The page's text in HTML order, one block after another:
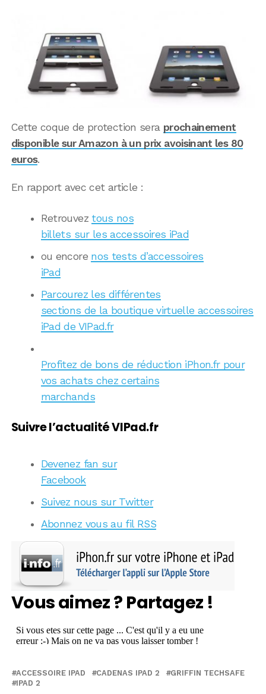
Cette coque de protection sera prochainement
disponible sur Amazon à un prix avoisinant les 80
euros.
En rapport avec cet article :
Retrouvez tous nos
billets sur les accessoires iPad
ou encore nos tests d’accessoires
iPad
Parcourez les différentes
sections de la boutique virtuelle accessoires
iPad de VIPad.fr
Profitez de bons de réduction iPhon.fr pour
vos achats chez certains
marchands
Suivre l’actualité VIPad.fr
Devenez fan sur
Facebook
Suivez nous sur Twitter
Abonnez vous au fil RSS
Vous aimez ? Partagez !
ACCESSOIRE IPAD CADENAS IPAD 2
GRIFFIN TECHSAFE
IPAD 2